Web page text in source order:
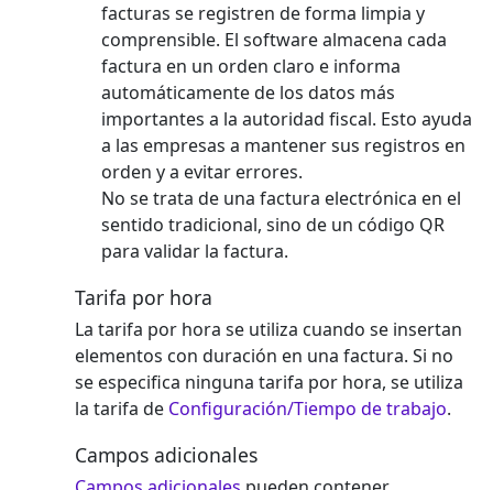
facturas se registren de forma limpia y
comprensible. El software almacena cada
factura en un orden claro e informa
automáticamente de los datos más
importantes a la autoridad fiscal. Esto ayuda
a las empresas a mantener sus registros en
orden y a evitar errores.
No se trata de una factura electrónica en el
sentido tradicional, sino de un código QR
para validar la factura.
Tarifa por hora
La tarifa por hora se utiliza cuando se insertan
elementos con duración en una factura. Si no
se especifica ninguna tarifa por hora, se utiliza
la tarifa de Configuración/Tiempo de trabajo.
Campos adicionales